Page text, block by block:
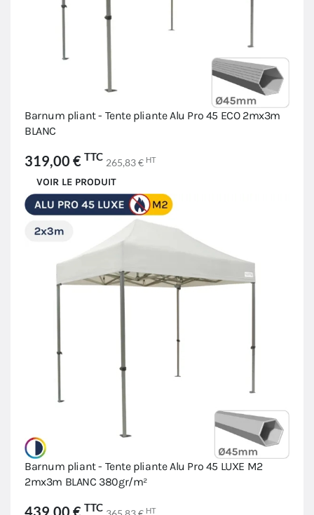
Barnum pliant - Tente pliante Alu Pro 45 ECO 2mx3m
BLANC
319,00 € TTC 265,83 € HT
VOIR LE PRODUIT
Barnum pliant - Tente pliante Alu Pro 45 LUXE M2
2mx3m BLANC 380gr/m²
439,00 € TTC HT